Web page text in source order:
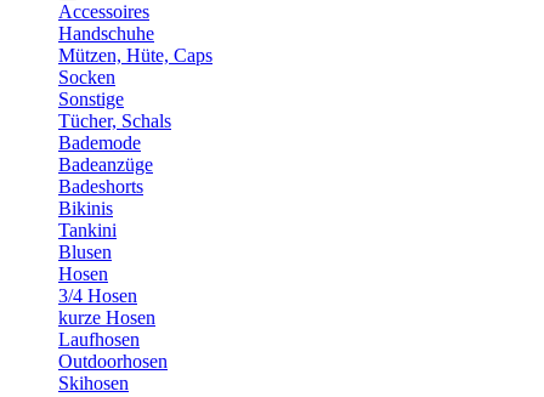
Accessoires
Handschuhe
Mützen, Hüte, Caps
Socken
Sonstige
Tücher, Schals
Bademode
Badeanzüge
Badeshorts
Bikinis
Tankini
Blusen
Hosen
3/4 Hosen
kurze Hosen
Laufhosen
Outdoorhosen
Skihosen